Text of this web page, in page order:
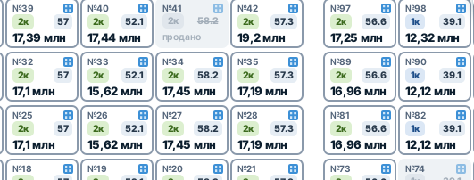
№39
2к 57
17,39 млн
№40
2к 52.1
17,44 млн
№41
2к
58.2
продано
№42
2к 57.3
19,2 млн
№97
2к 56.6
17,25 млн
№98
1к 39.1
12,32 млн
№32
2к 57
17,1 млн
№33
2к 52.1
15,62 млн
№34
2к 58.2
17,45 млн
№35
2к 57.3
17,19 млн
№89
2к 56.6
16,96 млн
№90
1к 39.1
12,12 млн
№25
2к 57
17,1 млн
№26
2к 52.1
15,62 млн
№27
2к 58.2
17,45 млн
№28
2к 57.3
17,19 млн
№81
2к 56.6
16,96 млн
№82
1к 39.1
12,12 млн
№18 №19 №20 №21 №73 №74